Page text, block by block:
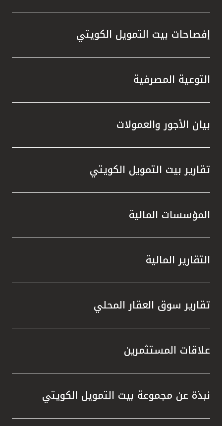
إفصاحات بيت التمويل الكويتي
التوعية المصرفية
بيان الأجور والعمولات
تقارير بيت التمويل الكويتي
المؤسسات المالية
التقارير المالية
تقارير سوق العقار المحلي
علاقات المستثمرين
نبذة عن مجموعة بيت التمويل الكويتي